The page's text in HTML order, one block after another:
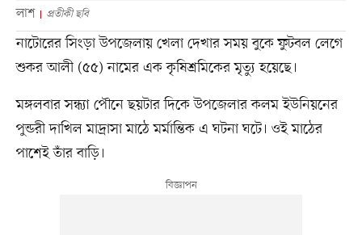
লাশ প্রতীকী ছবি
নাটোরের সিংড়া উপজেলায় খেলা দেখার সময় বুকে ফুটবল লেগে
শুকর আলী (৫৫) নামের এক কৃষিশ্রমিকের মৃত্যু হয়েছে।
মঙ্গলবার সন্ধ্যা পৌনে ছয়টার দিকে উপজেলার কলম ইউনিয়নের
পুন্ডরী দাখিল মাদ্রাসা মাঠে মর্মান্তিক এ ঘটনা ঘটে। ওই মাঠের
পাশেই তাঁর বাড়ি।